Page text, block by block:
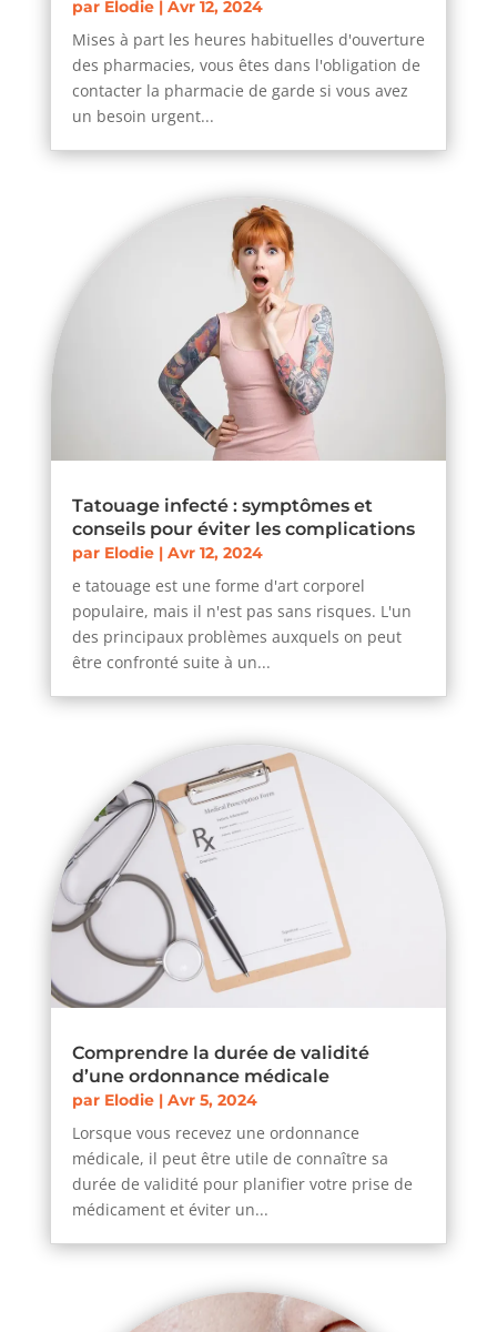
par Elodie| Avr 12, 2024
Mises à part les heures habituelles d'ouverture
des pharmacies, vous êtes dans l'obligation de
contacter la pharmacie de garde si vous avez
un besoin urgent...
Tatouage infecté : symptômes et
conseils pour éviter les complications
par Elodie| Avr 12, 2024
e tatouage est une forme d'art corporel
populaire, mais il n'est pas sans risques. L'un
des principaux problèmes auxquels on peut
être confronté suite à un...
Comprendre la durée de validité
d’une ordonnance médicale
par Elodie| Avr 5, 2024
Lorsque vous recevez une ordonnance
médicale, il peut être utile de connaître sa
durée de validité pour planifier votre prise de
médicament et éviter un...